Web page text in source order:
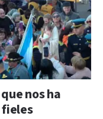
nos ha
fieles